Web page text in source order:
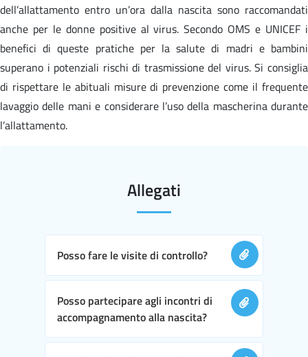
dell’allattamento entro un’ora dalla nascita sono raccomandati
anche per le donne positive al virus. Secondo OMS e UNICEF i
benefici di queste pratiche per la salute di madri e bambini
superano i potenziali rischi di trasmissione del virus. Si consiglia
di rispettare le abituali misure di prevenzione come il frequente
lavaggio delle mani e considerare l’uso della mascherina durante
l’allattamento.
Allegati
Posso fare le visite di controllo?
Posso partecipare agli incontri di
accompagnamento alla nascita?